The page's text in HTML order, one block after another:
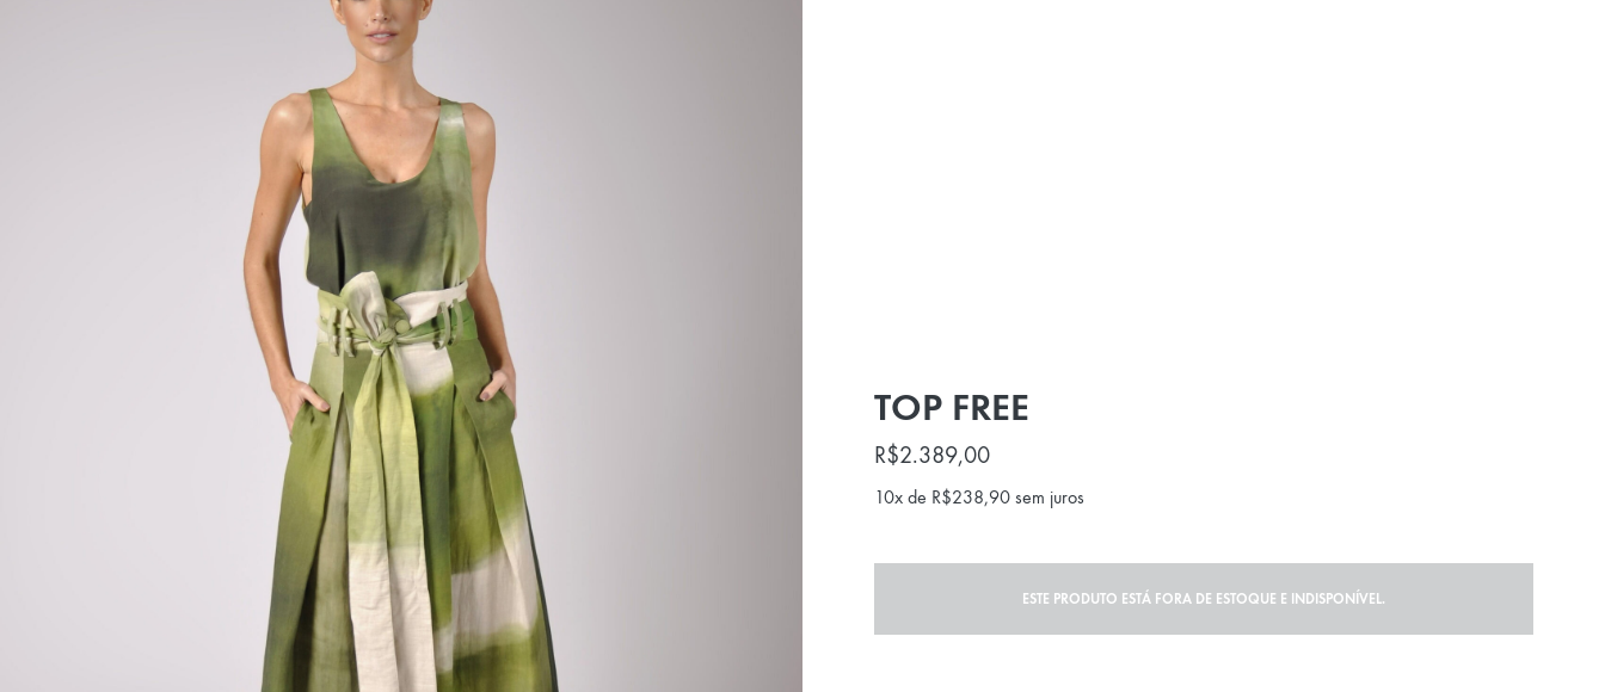
TOP FREE
R$2.389,00
10x de R$238,90 sem juros
ESTE PRODUTO ESTÁ FORA DE ESTOQUE E INDISPONÍVEL.